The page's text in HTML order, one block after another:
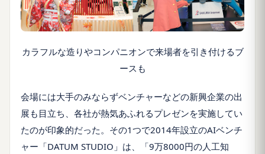
カラフルな造りやコンパニオンで来場者を引き付けるブ
ースも
会場には大手のみならずベンチャーなどの新興企業の出
展も目立ち、各社が熱気あふれるプレゼンを実施してい
たのが印象的だった。その1つで2014年設立のAIベンチ
ャー「DATUM STUDIO」は、「9万8000円の人工知